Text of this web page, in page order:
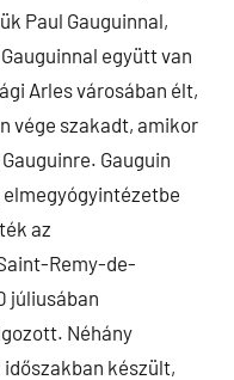
Paul Gauguinnal,
együtt van
Arles városában élt,
vége szakadt, amikor
Gauguin
elmegyógyintézetbe
az
Remy-de-
júliusában
Néhány
készült,